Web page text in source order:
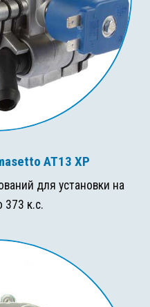
AT13 XP
для установки на
373 к.с.